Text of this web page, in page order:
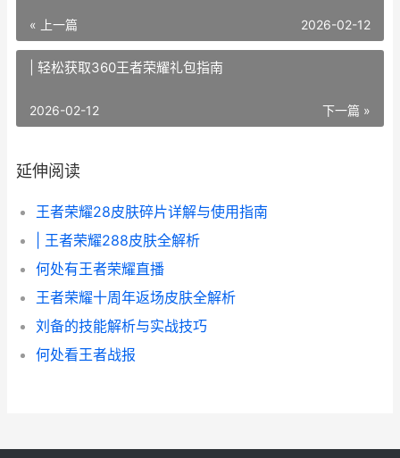
« 上一篇 2026-02-12
| 轻松获取360王者荣耀礼包指南
下一篇 »
2026-02-12
延伸阅读
王者荣耀28皮肤碎片详解与使用指南
| 王者荣耀288皮肤全解析
何处有王者荣耀直播
王者荣耀十周年返场皮肤全解析
刘备的技能解析与实战技巧
何处看王者战报